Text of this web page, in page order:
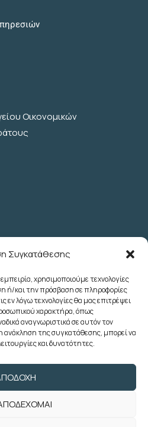
Συγκατάθεσης
χρησιμοποιούμε τεχνολογίες
ή/και την πρόσβαση σε πληροφορίες
εν λόγω τεχνολογίες θα μας επιτρέψει
χαρακτήρα, όπως
αναγνωριστικά σε αυτόν τον
της συγκατάθεσης, μπορεί να
και δυνατότητες.
Οικονομικών
- Αθήνα